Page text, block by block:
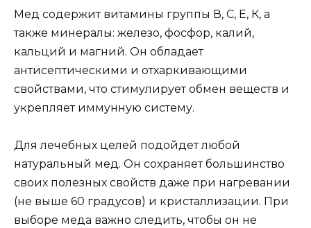
Мед содержит витамины группы В, С, Е, К, а
также минералы: железо, фосфор, калий,
кальций и магний. Он обладает
антисептическими и отхаркивающими
свойствами, что стимулирует обмен веществ и
укрепляет иммунную систему.
Для лечебных целей подойдет любой
натуральный мед. Он сохраняет большинство
своих полезных свойств даже при нагревании
(не выше 60 градусов) и кристаллизации. При
выборе меда важно следить, чтобы он не